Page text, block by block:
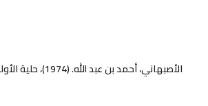
الأصبهاني، أحمد بن